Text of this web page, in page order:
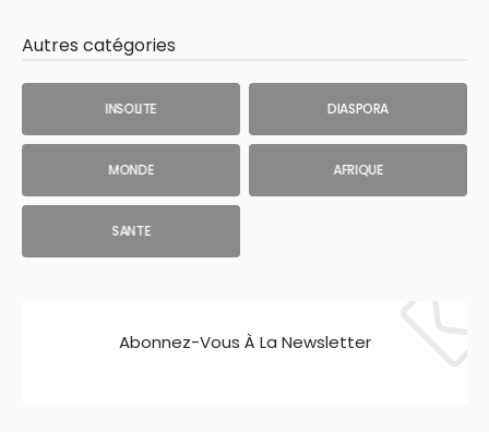
Autres catégories
INSOLITE DIASPORA
MONDE AFRIQUE
SANTE
Abonnez-Vous À La Newsletter